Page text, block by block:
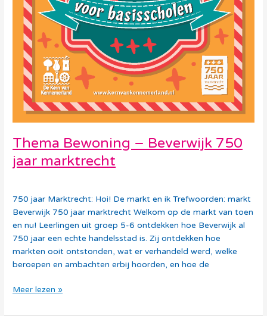
Thema Bewoning – Beverwijk 750
jaar marktrecht
750 jaar Marktrecht: Hoi! De markt en ik Trefwoorden: markt
Beverwijk 750 jaar marktrecht Welkom op de markt van toen
en nu! Leerlingen uit groep 5-6 ontdekken hoe Beverwijk al
750 jaar een echte handelsstad is. Zij ontdekken hoe
markten ooit ontstonden, wat er verhandeld werd, welke
beroepen en ambachten erbij hoorden, en hoe de
Meer lezen »